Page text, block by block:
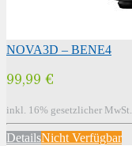
NOVA3D – BENE4
99,99 €
inkl. 16% gesetzlicher MwSt.
DetailsNicht Verfügbar